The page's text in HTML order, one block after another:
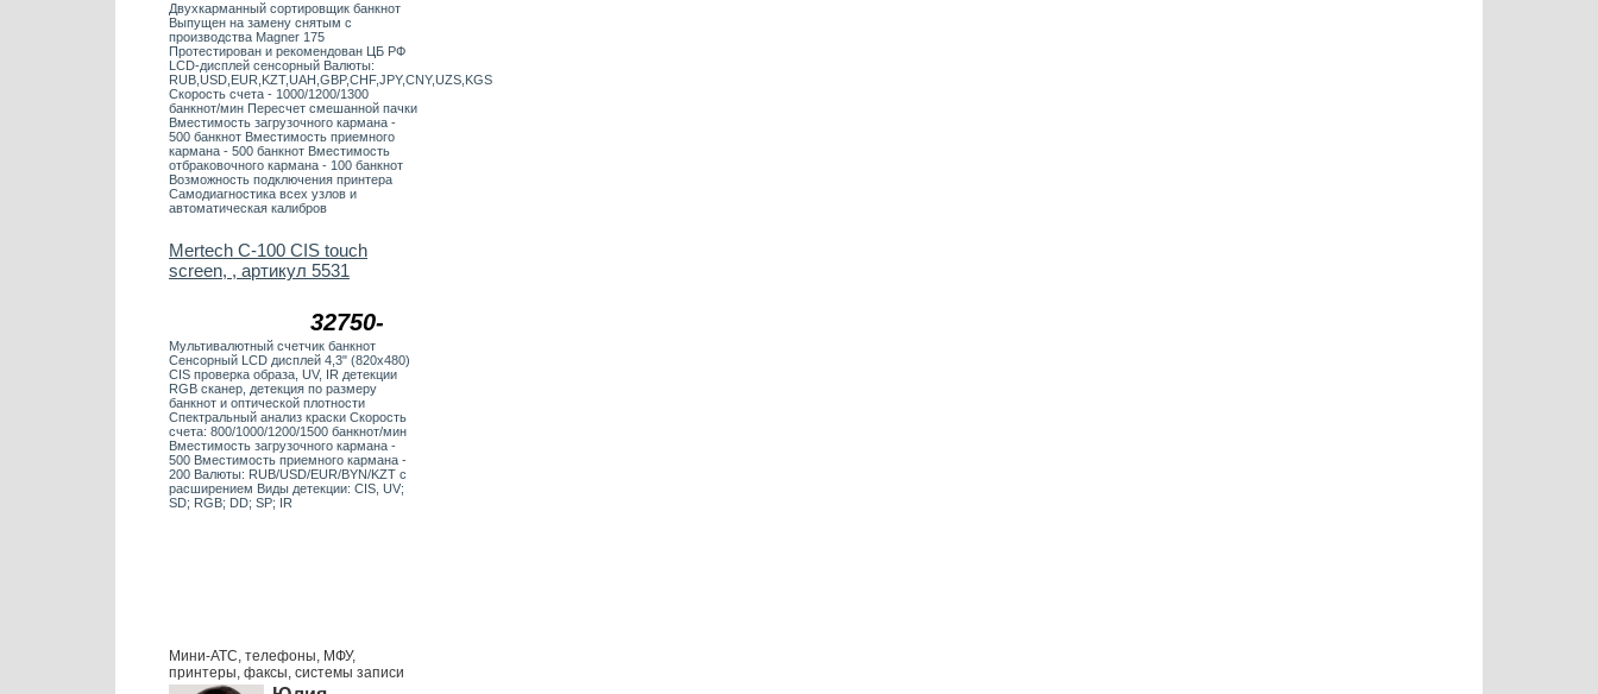
Двухкарманный сортировщик банкнот
Выпущен на замену снятым с
производства Magner 175
Протестирован и рекомендован ЦБ РФ
LCD-дисплей сенсорный Валюты:
RUB,USD,EUR,KZT,UAH,GBP,CHF,JPY,CNY,UZS,KGS
Скорость счета - 1000/1200/1300
банкнот/мин Пересчет смешанной пачки
Вместимость загрузочного кармана -
500 банкнот Вместимость приемного
кармана - 500 банкнот Вместимость
отбраковочного кармана - 100 банкнот
Возможность подключения принтера
Самодиагностика всех узлов и
автоматическая калибров
32750-
Mertech C-100 CIS touch
screen, , артикул 5531
Мультивалютный счетчик банкнот
Сенсорный LCD дисплей 4,3" (820х480)
CIS проверка образа, UV, IR детекции
RGB сканер, детекция по размеру
банкнот и оптической плотности
Спектральный анализ краски Скорость
счета: 800/1000/1200/1500 банкнот/мин
Вместимость загрузочного кармана -
500 Вместимость приемного кармана -
200 Валюты: RUB/USD/EUR/BYN/KZT с
расширением Виды детекции: CIS, UV;
SD; RGB; DD; SP; IR
Мини-АТС, телефоны, МФУ,
принтеры, факсы, системы записи